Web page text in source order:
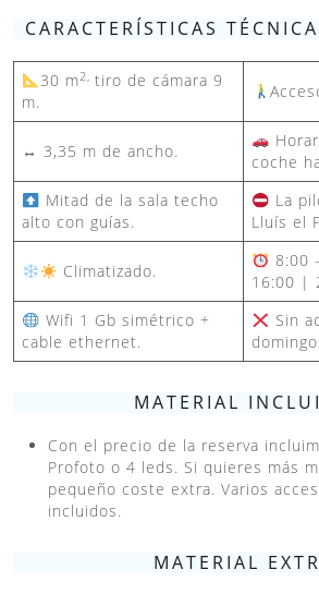
CARACTERÍSTICAS
30 m2, tiro de cámara 9
m.
↔️ 3,35 m de ancho.
coche
Mitad de la sala techo
alto con guías.
La
Lluís el
Climatizado.
8:00
16:00 |
Wifi 1 Gb simétrico +
cable ethernet.
Sin
MATERIAL
Con el precio de la reserva
Profoto o 4 leds. Si quieres más
pequeño coste extra. Varios
incluidos.
MATERIAL